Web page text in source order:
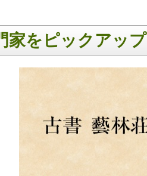
家をピックアップ